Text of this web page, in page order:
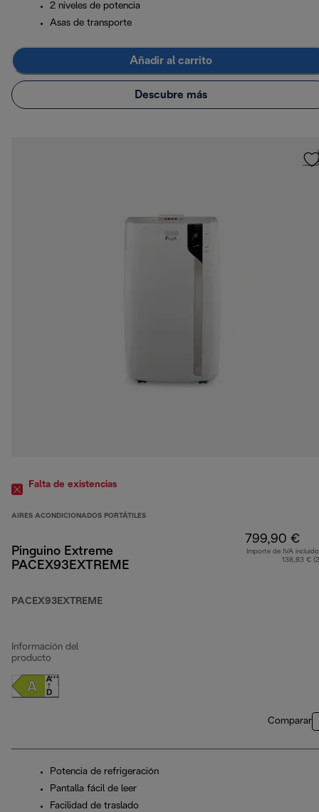
2 niveles de potencia
Asas de transporte
Añadir al carrito
Descubre más
Falta de existencias
AIRES ACONDICIONADOS PORTÁTILES
Pinguino Extreme
PACEX93EXTREME
PACEX93EXTREME
799,90 €
Importe de IVA
138,83 €
Información del
producto
Comparar
Potencia de refrigeración
Pantalla fácil de leer
Facilidad de traslado